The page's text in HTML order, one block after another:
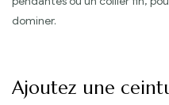
dominer.
Ajoutez une